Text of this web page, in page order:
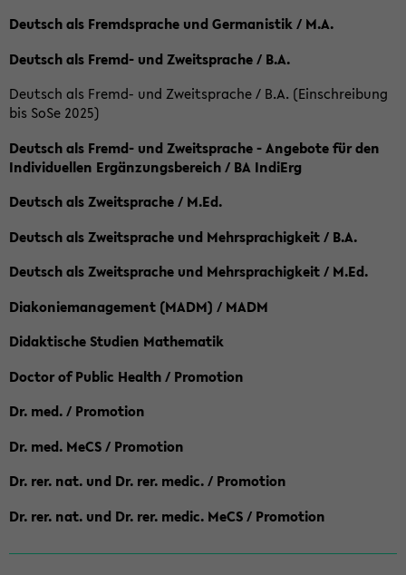
Deutsch als Fremdsprache und Germanistik / M.A.
Deutsch als Fremd- und Zweitsprache / B.A.
Deutsch als Fremd- und Zweitsprache / B.A. (Einschreibung
bis SoSe 2025)
Deutsch als Fremd- und Zweitsprache - Angebote für den
Individuellen Ergänzungsbereich / BA IndiErg
Deutsch als Zweitsprache / M.Ed.
Deutsch als Zweitsprache und Mehrsprachigkeit / B.A.
Deutsch als Zweitsprache und Mehrsprachigkeit / M.Ed.
Diakoniemanagement (MADM) / MADM
Didaktische Studien Mathematik
Doctor of Public Health / Promotion
Dr. med. / Promotion
Dr. med. MeCS / Promotion
Dr. rer. nat. und Dr. rer. medic. / Promotion
Dr. rer. nat. und Dr. rer. medic. MeCS / Promotion